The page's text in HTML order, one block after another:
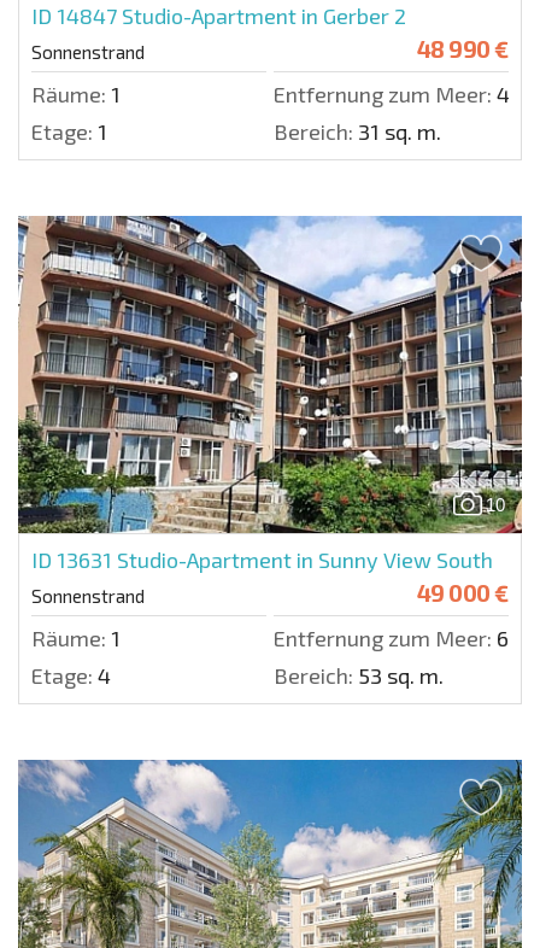
ID 14847 Studio-Apartment in Gerber 2
Sonnenstrand 48 990 €
Räume: 1 Entfernung zum Meer: 450
Etage: 1 Bereich: 31 sq. m.
10
ID 13631 Studio-Apartment in Sunny View South
Sonnenstrand 49 000 €
Räume: 1 Entfernung zum Meer: 600
Etage: 4 Bereich: 53 sq. m.